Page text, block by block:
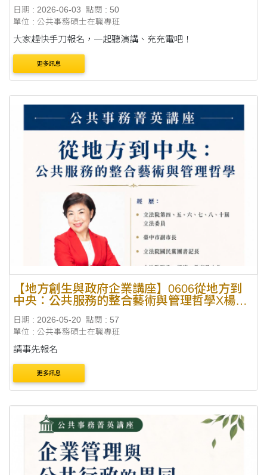
灣民主基金會副執行長)
日期 : 2026-06-03
點閱 : 50
單位 : 公共事務碩士在職專班
大家趕快手刀報名，一起聽演講、充充電吧！
更多訊息
【地方創生與政府企業講座】0606從地方到
中央：公共服務的整合藝術與管理哲學X楊瓊
日期 : 2026-05-20 點閱 : 57
單位 : 公共事務碩士在職專班
請事先報名
更多訊息